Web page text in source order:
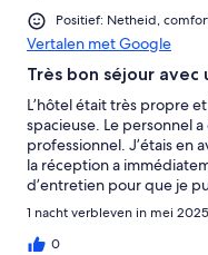
Positief: Netheid,
Vertalen met Google
Très bon séjour
L’hôtel était très propre
spacieuse. Le personnel
professionnel. J’étais en
la réception a
d’entretien pour que je
chambre : un vrai plus !
commencent à travailler
1 nacht verbleven in mei 2025
0